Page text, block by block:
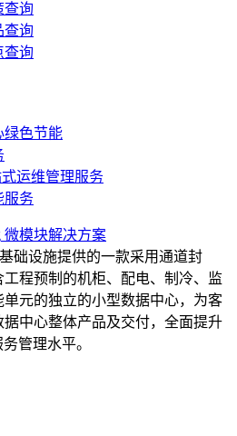
查询
查询
查询
绿色节能
运维管理服务
服务
微模块解决方案
础设施提供的一款采用通道封
工程预制的机柜、配电、制冷、监
单元的独立的小型数据中心，为客
据中心整体产品及交付，全面提升
管理水平。